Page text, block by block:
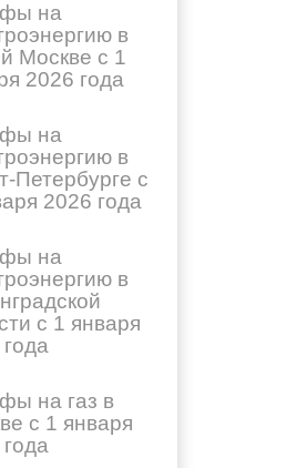
на
в
Москве с 1
2026 года
на
в
Петербурге с
2026 года
на
в
с 1 января
на газ в
с 1 января